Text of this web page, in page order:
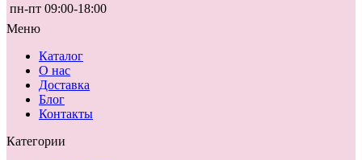
пн-пт 09:00-18:00
Меню
Каталог
О нас
Доставка
Блог
Контакты
Категории